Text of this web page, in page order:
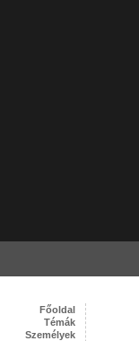
Főoldal
Témák
Személyek